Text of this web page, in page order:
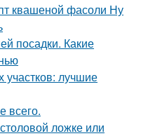
квашеной фасоли Ну
посадки. Какие
лучшие
всего.
ложке или